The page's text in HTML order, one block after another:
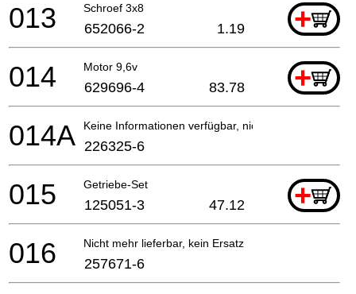
Schroef 3x8 +
013 652066-2 1.19
Motor 9,6v +
014 629696-4 83.78
Keine Informationen verfügbar, nicht bestellbar
014A 226325-6
Getriebe-Set +
015 125051-3 47.12
Nicht mehr lieferbar, kein Ersatz
016 257671-6